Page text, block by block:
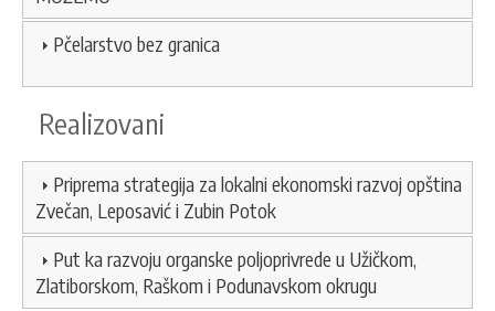
Pčelarstvo bez granica
Realizovani
Priprema strategija za lokalni ekonomski razvoj opština
Zvečan, Leposavić i Zubin Potok
Put ka razvoju organske poljoprivrede u Užičkom,
Zlatiborskom, Raškom i Podunavskom okrugu